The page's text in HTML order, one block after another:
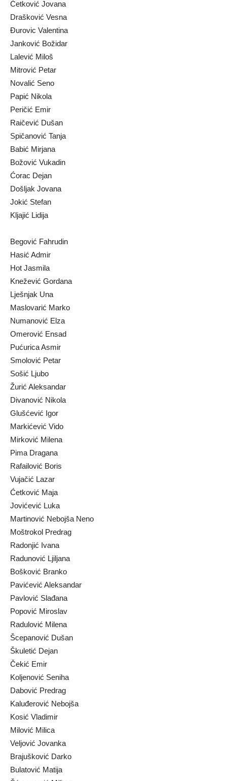
Ćetković Jovana
Drašković Vesna
Ðurovic Valentina
Janković Božidar
Lalević Miloš
Mitrović Petar
Novalić Seno
Papić Nikola
Peričić Emir
Raičević Dušan
Spičanović Tanja
Babić Mirjana
Božović Vukadin
Ćorac Dejan
Došljak Jovana
Jokić Stefan
Kljajić Lidija
Begović Fahrudin
Hasić Admir
Hot Jasmila
Knežević Gordana
Lješnjak Una
Maslovarić Marko
Numanović Elza
Omerović Ensad
Pućurica Asmir
Smolović Petar
Sošić Ljubo
Žurić Aleksandar
Divanović Nikola
Glušćević Igor
Markićević Vido
Mirković Milena
Pima Dragana
Rafailović Boris
Vujačić Lazar
Ćetković Maja
Jovićević Luka
Martinović Nebojša Neno
Moštrokol Predrag
Radonjić Ivana
Radunović Ljiljana
Bošković Branko
Pavićević Aleksandar
Pavlović Slađana
Popović Miroslav
Radulović Milena
Šcepanović Dušan
Škuletić Dejan
Čekić Emir
Koljenović Seniha
Dabović Predrag
Kaluđerović Nebojša
Kosić Vladimir
Milović Milica
Veljović Jovanka
Brajušković Darko
Bulatović Matija